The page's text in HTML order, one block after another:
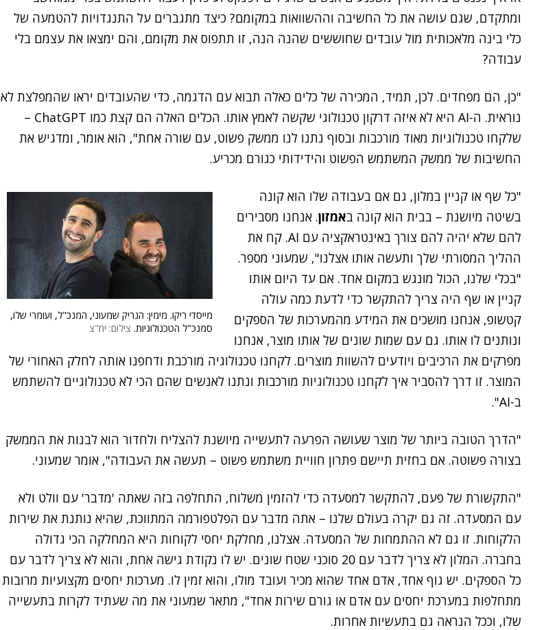
ומתקדם, שגם עושה את כל החשיבה וההשוואות במקומם? כיצד מתגברים על התנגדויות להטמעה של
כלי בינה מלאכותית מול עובדים שחוששים שהנה הנה, זו תתפוס את מקומם, והם ימצאו את עצמם בלי
עבודה?
"כן, הם מפחדים. לכן, תמיד, המכירה של כלים כאלה תבוא עם הדגמה, כדי שהעובדים יראו שהמפלצת לא
נוראית. ה-AI היא לא איזה דרקון טכנולוגי שקשה לאמץ אותו. הכלים האלה הם קצת כמו ChatGPT –
שלקחו טכנולוגיות מאוד מורכבות ובסוף נתנו לנו ממשק פשוט, עם שורה אחת", הוא אומר, ומדגיש את
החשיבות של ממשק המשתמש הפשוט והידידותי כגורם מכריע.
מייסדי ריקו. מימין: הנריק שמעוני, המנכ"ל, ועומרי שלו,
סמנכ"ל הטכנולוגיות. צילום: יח"צ
"כל שף או קניין במלון, גם אם בעבודה שלו הוא קונה
בשיטה מיושנת – בבית הוא קונה באמזון. אנחנו מסבירים
להם שלא יהיה להם צורך באינטראקציה עם AI. קח את
ההליך המסורתי שלך ותעשה אותו אצלנו", שמעוני מספר.
"בכלי שלנו, הכול מונגש במקום אחד. אם עד היום אותו
קניין או שף היה צריך להתקשר כדי לדעת כמה עולה
קטשופ, אנחנו מושכים את המידע מהמערכות של הספקים
ונותנים לו אותו. גם עם שמות שונים של אותו מוצר, אנחנו
מפרקים את הרכיבים ויודעים להשוות מוצרים. לקחנו טכנולוגיה מורכבת ודחפנו אותה לחלק האחורי של
המוצר. זו דרך להסביר איך לקחנו טכנולוגיות מורכבות ונתנו לאנשים שהם הכי לא טכנולוגיים להשתמש
ב-AI".
"הדרך הטובה ביותר של מוצר שעושה הפרעה לתעשייה מיושנת להצליח ולחדור הוא לבנות את הממשק
בצורה פשוטה. אם בחזית תיישם פתרון חוויית משתמש פשוט – תעשה את העבודה", אומר שמעוני.
"התקשורת של פעם, להתקשר למסעדה כדי להזמין משלוח, התחלפה בזה שאתה 'מדבר' עם וולט ולא
עם המסעדה. זה גם יקרה בעולם שלנו – אתה מדבר עם הפלטפורמה המתווכת, שהיא נותנת את שירות
הלקוחות. זו גם לא ההתמחות של המסעדה. אצלנו, מחלקת יחסי לקוחות היא המחלקה הכי גדולה
בחברה. המלון לא צריך לדבר עם 20 סוכני שטח שונים. יש לו נקודת גישה אחת, והוא לא צריך לדבר עם
כל הספקים. יש גוף אחד, אדם אחד שהוא מכיר ועובד מולו, והוא זמין לו. מערכות יחסים מקצועיות מרובות
מתחלפות במערכת יחסים עם אדם או גורם שירות אחד", מתאר שמעוני את מה שעתיד לקרות בתעשייה
שלו, וככל הנראה גם בתעשיות אחרות.